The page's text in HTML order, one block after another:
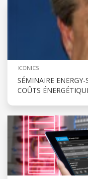
ICONICS
SÉMINAIRE
COÛTS